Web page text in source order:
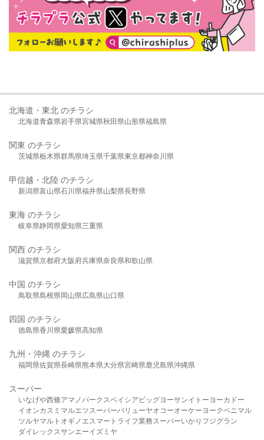
北海道・東北 のチラシ
北海道青森県岩手県宮城県秋田県山形県福島県
関東 のチラシ
茨城県栃木県群馬県埼玉県千葉県東京都神奈川県
甲信越・北陸 のチラシ
新潟県富山県石川県福井県山梨県長野県
東海 のチラシ
岐阜県静岡県愛知県三重県
関西 のチラシ
滋賀県京都府大阪府兵庫県奈良県和歌山県
中国 のチラシ
鳥取県島根県岡山県広島県山口県
四国 のチラシ
徳島県香川県愛媛県高知県
九州・沖縄 のチラシ
福岡県佐賀県長崎県熊本県大分県宮崎県鹿児島県沖縄県
スーパー
いなげや西條アマノパークスベイシア ビッグヨーサンイトーヨーカドー
イオンカスミ マルエツスーパーバリューヤオコーオーケー ヨークベニマル
ツルヤマルト オギノ エスマート ライフ業務スーパーいかり フジグラン
ダイレックスサンエーイズミヤ